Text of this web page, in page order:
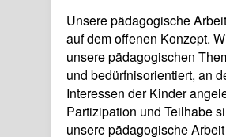
Unsere pädagogische
auf dem offenen Konzept.
unsere pädagogischen
und bedürfnisorientiert, an
Interessen der Kinder
Partizipation und Teilhabe
unsere pädagogische